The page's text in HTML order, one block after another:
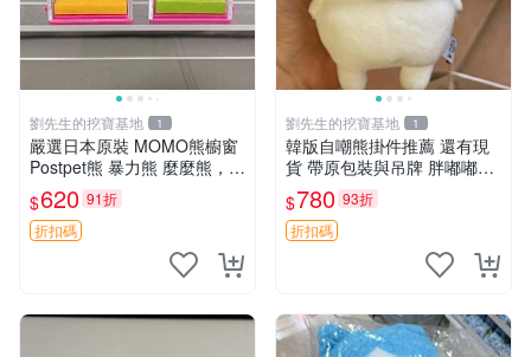
劉先生的挖寶基地 1
嚴選日本原裝 MOMO熊櫥窗
Postpet熊 暴力熊 麼麼熊，實
物精緻收藏無損，二手誠意出
售 暴力熊 MOMO熊 日本版
櫥趣熊熊偶
$620 91折
折扣碼
劉先生的挖寶基地 1
韓版自嘲熊掛件推薦 還有現
貨 帶原包裝與吊牌 胖嘟嘟超
可愛 毛絨手感佳 小熊掛件 自
嘲抱枕 小熊抱枕
$780 93折
折扣碼